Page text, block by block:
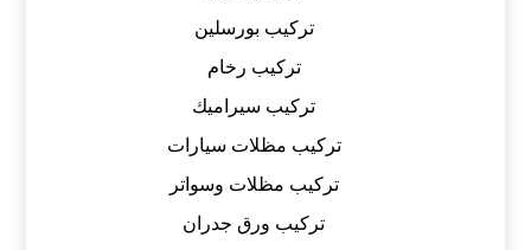
تركيب بورسلين
تركيب رخام
تركيب سيراميك
تركيب مظلات سيارات
تركيب مظلات وسواتر
تركيب ورق جدران